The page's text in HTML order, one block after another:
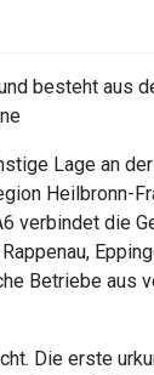
besteht aus
Lage an
Heilbronn-
die
Betriebe aus
Die erste